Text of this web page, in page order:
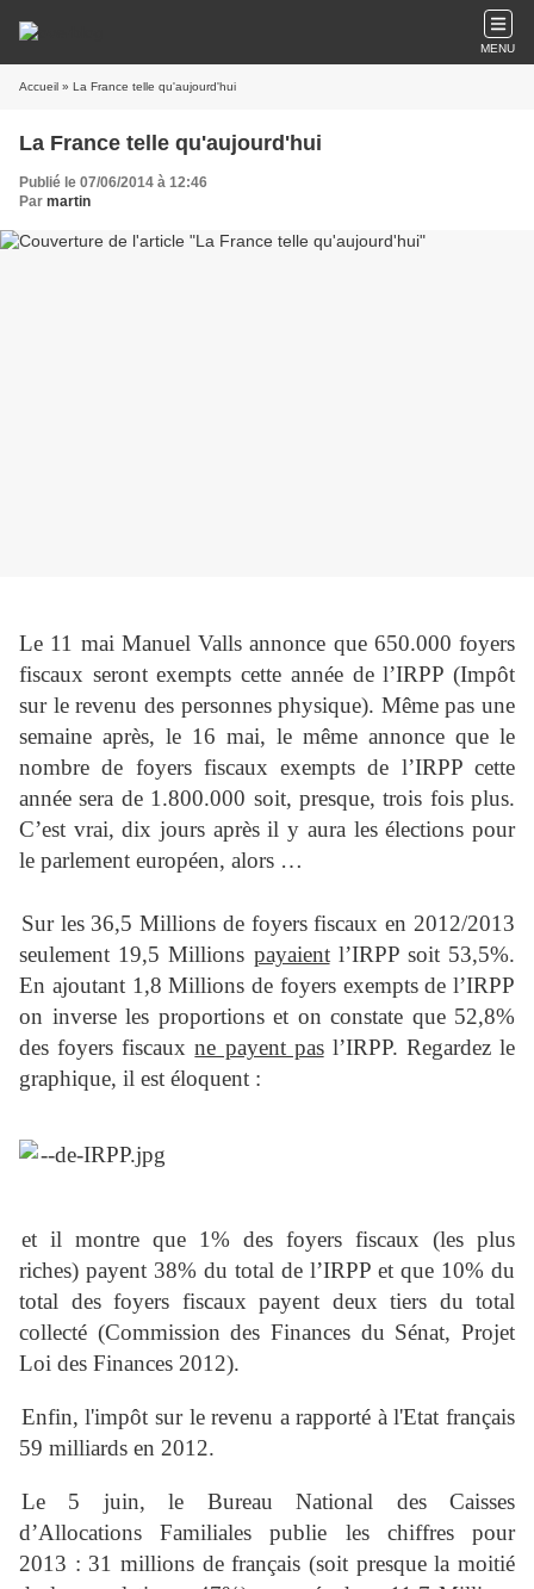
MENU
Accueil » La France telle qu'aujourd'hui
La France telle qu'aujourd'hui
Publié le 07/06/2014 à 12:46
Par martin
Le 11 mai Manuel Valls annonce que 650.000 foyers
fiscaux seront exempts cette année de l’IRPP (Impôt
sur le revenu des personnes physique). Même pas une
semaine après, le 16 mai, le même annonce que le
nombre de foyers fiscaux exempts de l’IRPP cette
année sera de 1.800.000 soit, presque, trois fois plus.
C’est vrai, dix jours après il y aura les élections pour
le parlement européen, alors …
Sur les 36,5 Millions de foyers fiscaux en 2012/2013
seulement 19,5 Millions payaientl’IRPP soit 53,5%.
En ajoutant 1,8 Millions de foyers exempts de l’IRPP
on inverse les proportions et on constate que 52,8%
des foyers fiscauxne payent pasl’IRPP. Regardez le
graphique, il est éloquent :
et il montre que 1% des foyers fiscaux (les plus
riches) payent 38% du total de l’IRPP et que 10% du
total des foyers fiscaux payent deux tiers du total
collecté (Commission des Finances du Sénat, Projet
Loi des Finances 2012).
Enfin,l'impôt sur le revenu a rapporté à l'Etat français
59 milliards en 2012.
Le 5 juin, le Bureau National des Caisses
d’Allocations Familiales publie les chiffres pour
2013 : 31 millions de français (soit presque la moitié